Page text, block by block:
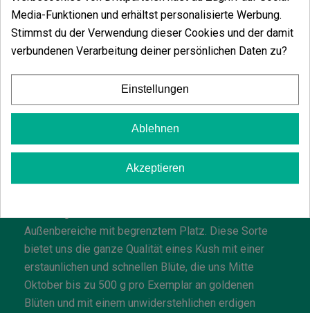
aufgrund des großen zentralen Kelches, der aus einer
glänzend dunklen Farbe hervorragt. Bei guten
Anbaubedingungen wird er Ernten von bis zu 400 g
liefern. Outdoor-Anbautest mit Kushage Im Freien
bleibt es nicht zurück, denn es liefert uns die
maximale Produktion, wenn wir es mitten im Sommer
unbemerkt vor unerwünschten Blicken und
Außenbereiche mit begrenztem Platz. Diese Sorte
bietet uns die ganze Qualität eines Kush mit einer
erstaunlichen und schnellen Blüte, die uns Mitte
Oktober bis zu 500 g pro Exemplar an goldenen
Blüten und mit einem unwiderstehlichen erdigen
Media-Funktionen und erhältst personalisierte Werbung.
Stimmst du der Verwendung dieser Cookies und der damit
verbundenen Verarbeitung deiner persönlichen Daten zu?
Einstellungen
Ablehnen
Akzeptieren